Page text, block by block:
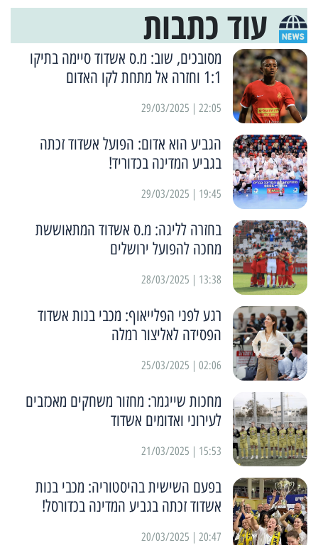
עוד כתבות
מסובכים, שוב: מ.ס אשדוד סיימה בתיקו
1:1 וחזרה אל מתחת לקו האדום
22:05 | 29/03/2025
הגביע הוא אדום: הפועל אשדוד זכתה
בגביע המדינה בכדוריד!
19:45 | 29/03/2025
בחזרה לליגה: מ.ס אשדוד המתאוששת
מחכה להפועל ירושלים
13:38 | 28/03/2025
רגע לפני הפלייאוף: מכבי בנות אשדוד
הפסידה לאליצור רמלה
02:06 | 25/03/2025
מחכות שייגמר: מחזור משחקים מאכזבים
לעירוני ואדומים אשדוד
15:53 | 21/03/2025
בפעם השישית בהיסטוריה: מכבי בנות
אשדוד זכתה בגביע המדינה בכדורסל!
20:47 | 20/03/2025